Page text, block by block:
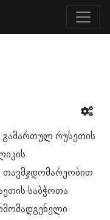
გამართულ რუსეთის
თავმჯდომარეობით
საბჭოთა